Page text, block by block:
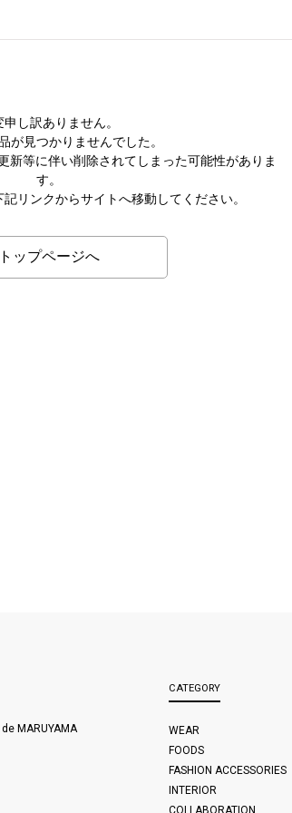
申し訳ありません。
が見つかりませんでした。
新等に伴い削除されてしまった可能性がありま
す。
リンクからサイトへ移動してください。
トップページへ
de MARUYAMA
CATEGORY
WEAR
FOODS
FASHION ACCESSORIES
INTERIOR
COLLABORATION